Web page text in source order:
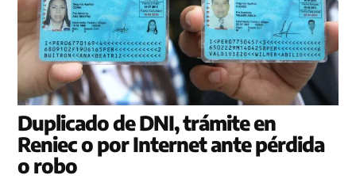
Duplicado de DNI, trámite en
Reniec o por Internet ante pérdida
o robo